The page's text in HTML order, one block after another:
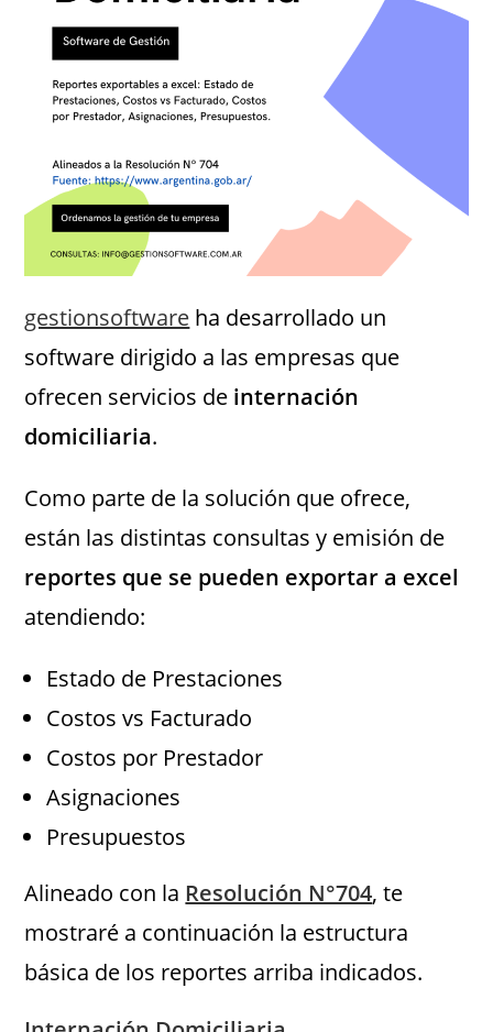
gestionsoftware ha desarrollado un
software dirigido a las empresas que
ofrecen servicios de internación
domiciliaria.
Como parte de la solución que ofrece,
están las distintas consultas y emisión de
reportes que se pueden exportar a excel
atendiendo:
Estado de Prestaciones
Costos vs Facturado
Costos por Prestador
Asignaciones
Presupuestos
Alineado con la Resolución N°704, te
mostraré a continuación la estructura
básica de los reportes arriba indicados.